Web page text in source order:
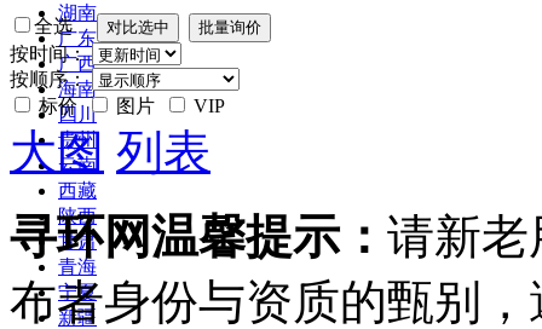
湖南
广东
广西
海南
四川
贵州
云南
西藏
陕西
甘肃
青海
宁夏
新疆
全选
按时间：
按顺序：
标价
图片 VIP
大图 列表
寻环网温馨提示： 请新老
布者身份与资质的甄别